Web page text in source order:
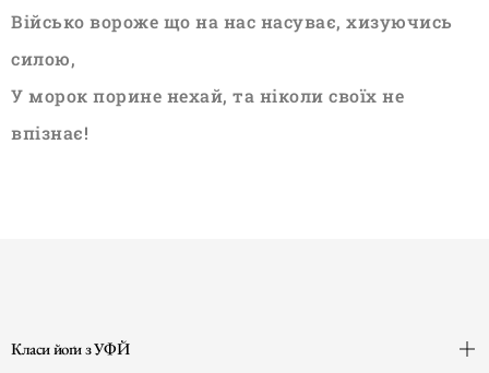
Військо вороже що на нас насуває, хизуючись
силою,
У морок порине нехай, та ніколи своїх не
впізнає!
Класи йоґи з УФЙ